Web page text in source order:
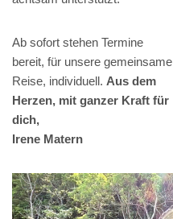
Ab sofort stehen Termine
bereit, für unsere gemeinsame
Reise, individuell. Aus dem
Herzen, mit ganzer Kraft für
dich,
Irene Matern